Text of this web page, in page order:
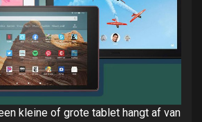
kleine of grote tablet hangt af van